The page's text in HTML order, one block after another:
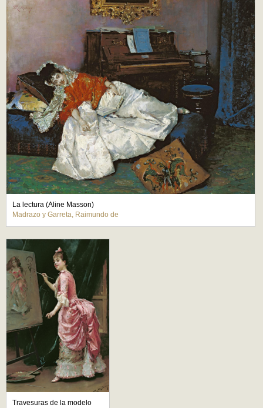
La lectura (Aline Masson)
Madrazo y Garreta, Raimundo de
Travesuras de la modelo